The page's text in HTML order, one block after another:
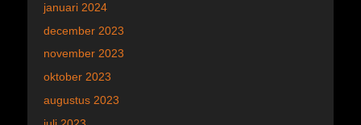
januari 2024
december 2023
november 2023
oktober 2023
augustus 2023